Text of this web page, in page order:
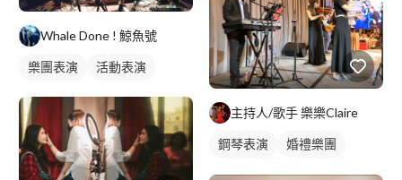
Whale Done ! 鯨魚號
樂團表演 活動表演
主持人/歌手 樂樂Claire
鋼琴表演
婚禮樂團
小提琴表演
婚禮歌手